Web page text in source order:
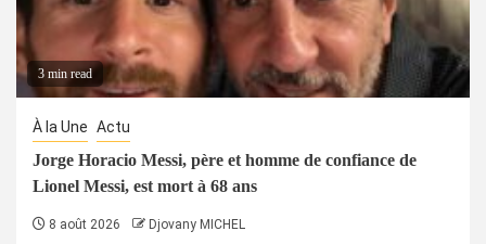
3 min read
À la Une Actu
Jorge Horacio Messi, père et homme de confiance de
Lionel Messi, est mort à 68 ans
8 août 2026 Djovany MICHEL